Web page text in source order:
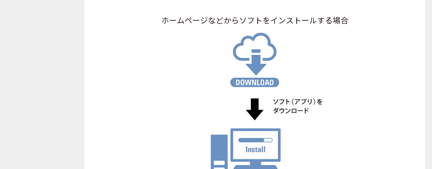
ホームページなどからソフトをインストールする場合